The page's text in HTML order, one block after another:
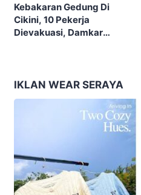
Kebakaran Gedung Di
Cikini, 10 Pekerja
Dievakuasi, Damkar
IKLAN WEAR SERAYA